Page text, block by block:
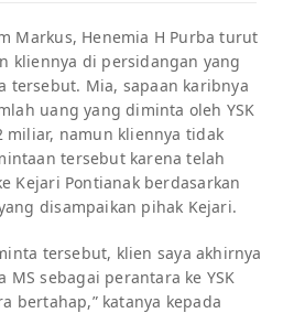
Markus, Henemia H Purba turut
kliennya di persidangan yang
tersebut. Mia, sapaan karibnya
uang yang diminta oleh YSK
miliar, namun kliennya tidak
tersebut karena telah
Kejari Pontianak berdasarkan
disampaikan pihak Kejari.
tersebut, klien saya akhirnya
sebagai perantara ke YSK
bertahap,” katanya kepada